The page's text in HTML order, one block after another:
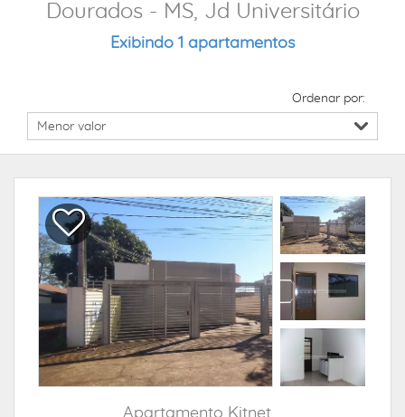
Dourados - MS, Jd Universitário
Exibindo 1 apartamentos
Ordenar por:
Apartamento Kitnet,